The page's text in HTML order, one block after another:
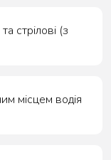
стрілові (з
місцем водія